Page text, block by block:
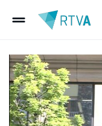
drag_handle